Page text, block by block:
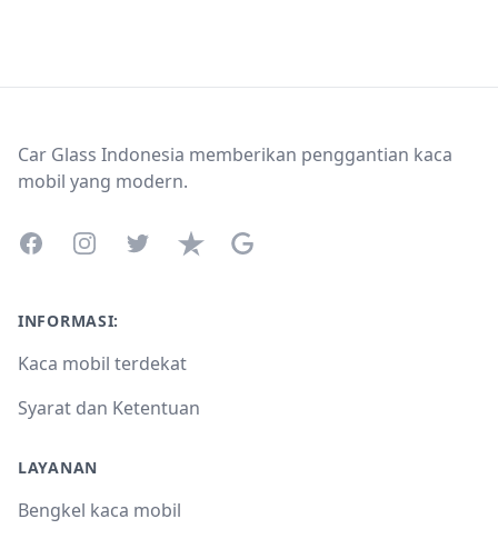
Car Glass Indonesia memberikan penggantian kaca
mobil yang modern.
FacebookInstagramTwitterTrustpilotGoogle Business Profile
INFORMASI:
Kaca mobil terdekat
Syarat dan Ketentuan
LAYANAN
Bengkel kaca mobil